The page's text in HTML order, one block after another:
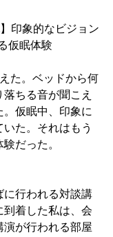
印象的なビジョン
仮眠体験
た。ベッドから何
ちる音が聞こえ
仮眠中、印象に
た。それはもう
だった。
に行われる対談講
着した私は、会
が行われる部屋